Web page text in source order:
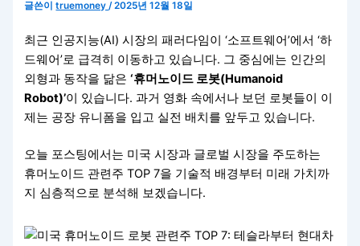
글쓴이truemoney/2025년 12월 18일
최근 인공지능(AI) 시장의 패러다임이 ‘소프트웨어’에서 ‘하
드웨어’로 급격히 이동하고 있습니다. 그 중심에는 인간의
외형과 동작을 닮은‘휴머노이드 로봇(Humanoid
Robot)’이 있습니다. 과거 영화 속에서나 보던 로봇들이 이
제는 공장 유니폼을 입고 실전 배치를 앞두고 있습니다.
오늘 포스팅에서는 미국 시장과 글로벌 시장을 주도하는
휴머노이드 관련주 TOP 7을 기술적 배경부터 미래 가치까
지 심층적으로 분석해 보겠습니다.